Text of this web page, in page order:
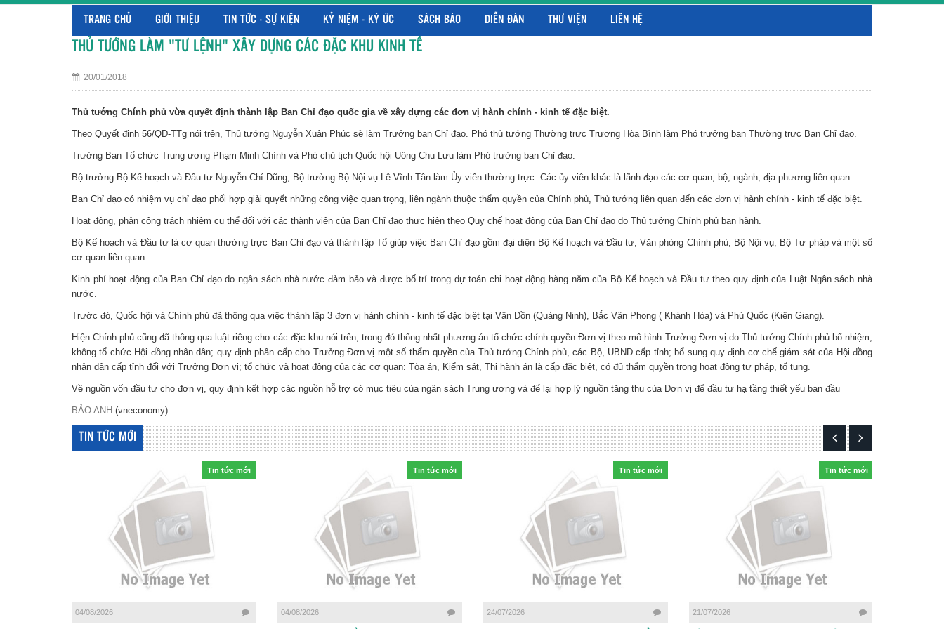
TRANG CHỦ GIỚI THIỆU TIN TỨC - SỰ KIỆN KỶ NIỆM - KÝ ỨC SÁCH BÁO DIỄN ĐÀN THƯ VIỆN LIÊN HỆ
THỦ TƯỚNG LÀM "TƯ LỆNH" XÂY DỰNG CÁC ĐẶC KHU KINH TẾ
20/01/2018
Thủ tướng Chính phủ vừa quyết định thành lập Ban Chỉ đạo quốc gia về xây dựng các đơn vị hành chính - kinh tế đặc biệt.
Theo Quyết định 56/QĐ-TTg nói trên, Thủ tướng Nguyễn Xuân Phúc sẽ làm Trưởng ban Chỉ đạo. Phó thủ tướng Thường trực Trương Hòa Bình làm Phó trưởng ban Thường trực Ban Chỉ đạo.
Trưởng Ban Tổ chức Trung ương Phạm Minh Chính và Phó chủ tịch Quốc hội Uông Chu Lưu làm Phó trưởng ban Chỉ đạo.
Bộ trưởng Bộ Kế hoạch và Đầu tư Nguyễn Chí Dũng; Bộ trưởng Bộ Nội vụ Lê Vĩnh Tân làm Ủy viên thường trực. Các ủy viên khác là lãnh đạo các cơ quan, bộ, ngành, địa phương liên quan.
Ban Chỉ đạo có nhiệm vụ chỉ đạo phối hợp giải quyết những công việc quan trọng, liên ngành thuộc thẩm quyền của Chính phủ, Thủ tướng liên quan đến các đơn vị hành chính - kinh tế đặc biệt.
Hoạt động, phân công trách nhiệm cụ thể đối với các thành viên của Ban Chỉ đạo thực hiện theo Quy chế hoạt động của Ban Chỉ đạo do Thủ tướng Chính phủ ban hành.
Bộ Kế hoạch và Đầu tư là cơ quan thường trực Ban Chỉ đạo và thành lập Tổ giúp việc Ban Chỉ đạo gồm đại diện Bộ Kế hoạch và Đầu tư, Văn phòng Chính phủ, Bộ Nội vụ, Bộ Tư pháp và một số
cơ quan liên quan.
Kinh phí hoạt động của Ban Chỉ đạo do ngân sách nhà nước đảm bảo và được bố trí trong dự toán chi hoạt động hàng năm của Bộ Kế hoạch và Đầu tư theo quy định của Luật Ngân sách nhà
nước.
Trước đó, Quốc hội và Chính phủ đã thông qua việc thành lập 3 đơn vị hành chính - kinh tế đặc biệt tại Vân Đồn (Quảng Ninh), Bắc Vân Phong ( Khánh Hòa) và Phú Quốc (Kiên Giang).
Hiện Chính phủ cũng đã thông qua luật riêng cho các đặc khu nói trên, trong đó thống nhất phương án tổ chức chính quyền Đơn vị theo mô hình Trưởng Đơn vị do Thủ tướng Chính phủ bổ nhiệm,
không tổ chức Hội đồng nhân dân; quy định phân cấp cho Trưởng Đơn vị một số thẩm quyền của Thủ tướng Chính phủ, các Bộ, UBND cấp tỉnh; bổ sung quy định cơ chế giám sát của Hội đồng
nhân dân cấp tỉnh đối với Trưởng Đơn vị; tổ chức và hoạt động của các cơ quan: Tòa án, Kiểm sát, Thi hành án là cấp đặc biệt, có đủ thẩm quyền trong hoạt động tư pháp, tố tụng.
Về nguồn vốn đầu tư cho đơn vị, quy định kết hợp các nguồn hỗ trợ có mục tiêu của ngân sách Trung ương và để lại hợp lý nguồn tăng thu của Đơn vị để đầu tư hạ tầng thiết yếu ban đầu
BẢO ANH (vneconomy)
TIN TỨC MỚI
Tin tức mới
04/08/2026
Tin tức mới
04/08/2026
Tin tức mới
24/07/2026
Tin tức mới
21/07/2026